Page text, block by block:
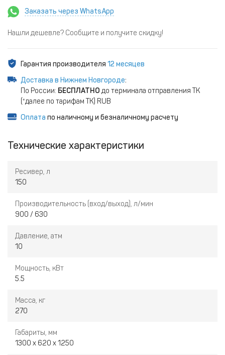
Заказать через WhatsApp
Нашли дешевле? Сообщите и получите скидку!
Гарантия производителя 12 месяцев
Доставка в Нижнем Новгороде:
По России: БЕСПЛАТНО до терминала отправления ТК
(*далее по тарифам ТК) RUB
Оплата по наличному и безналичному расчету
Технические характеристики
Ресивер, л
150
Производительность (вход/выход), л/мин
900 / 630
Давление, атм
10
Мощность, кВт
5.5
Масса, кг
270
Габариты, мм
1300 х 620 х 1250